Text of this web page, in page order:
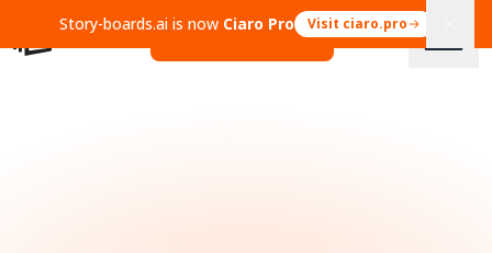
Story-boards.ai is now Ciaro Pro Visit ciaro.pro